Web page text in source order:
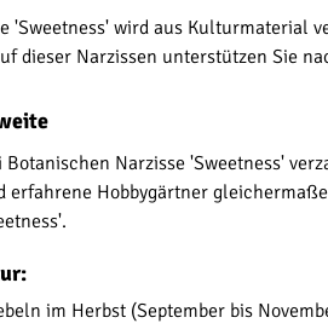
'Sweetness' wird aus
dieser Narzissen unterstützen Sie
Botanischen Narzisse 'Sweetness'
erfahrene Hobbygärtner
im Herbst (September bis